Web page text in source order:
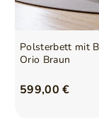
Polsterbett mit
Orio Braun
599,00 €